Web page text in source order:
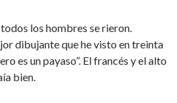
los hombres se rieron.
dibujante que he visto en treinta
es un payaso”. El francés y el alto
bien.